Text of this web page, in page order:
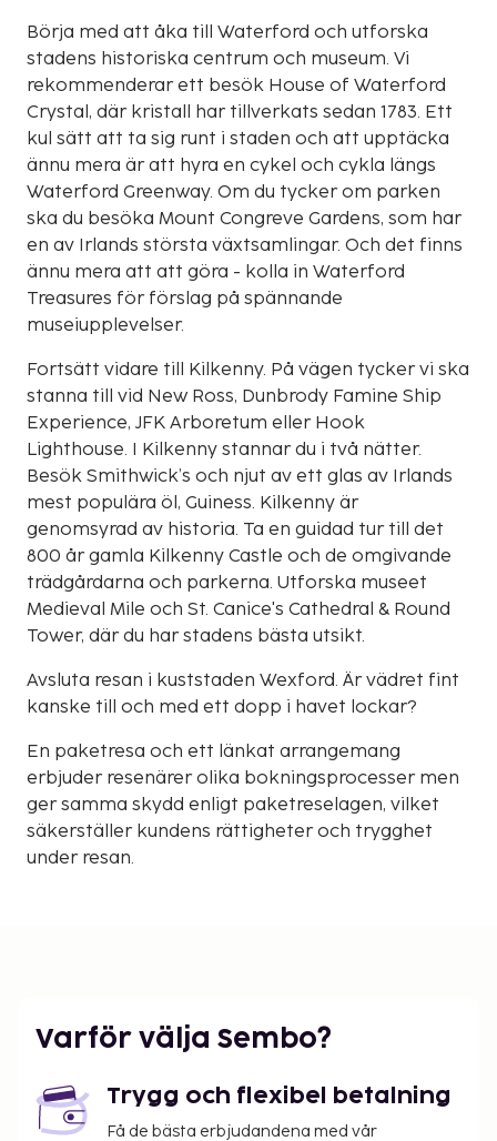
Börja med att åka till Waterford och utforska
stadens historiska centrum och museum. Vi
rekommenderar ett besök House of Waterford
Crystal, där kristall har tillverkats sedan 1783. Ett
kul sätt att ta sig runt i staden och att upptäcka
ännu mera är att hyra en cykel och cykla längs
Waterford Greenway. Om du tycker om parken
ska du besöka Mount Congreve Gardens, som har
en av Irlands största växtsamlingar. Och det finns
ännu mera att att göra - kolla in Waterford
Treasures för förslag på spännande
museiupplevelser.
Fortsätt vidare till Kilkenny. På vägen tycker vi ska
stanna till vid New Ross, Dunbrody Famine Ship
Experience, JFK Arboretum eller Hook
Lighthouse. I Kilkenny stannar du i två nätter.
Besök Smithwick’s och njut av ett glas av Irlands
mest populära öl, Guiness. Kilkenny är
genomsyrad av historia. Ta en guidad tur till det
800 år gamla Kilkenny Castle och de omgivande
trädgårdarna och parkerna. Utforska museet
Medieval Mile och St. Canice's Cathedral & Round
Tower, där du har stadens bästa utsikt.
Avsluta resan i kuststaden Wexford. Är vädret fint
kanske till och med ett dopp i havet lockar?
En paketresa och ett länkat arrangemang
erbjuder resenärer olika bokningsprocesser men
ger samma skydd enligt paketreselagen, vilket
säkerställer kundens rättigheter och trygghet
under resan.
Varför välja Sembo?
Trygg och flexibel betalning
Få de bästa erbjudandena med vår